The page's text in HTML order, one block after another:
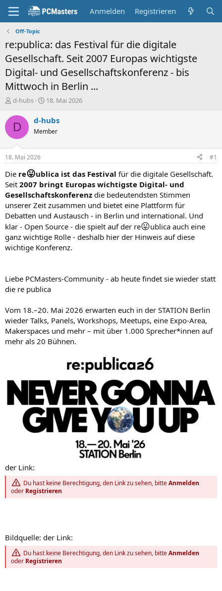
Anmelden Registrieren
Off-Topic
re:publica: das Festival für die digitale
Gesellschaft. Seit 2007 Europas wichtigste
Digital- und Gesellschaftskonferenz - bis
Mittwoch in Berlin ...
E
s
e
r
d-hubs
E
s
e
t
a
m
18. Mai 2026
D d-hubs
Member
18. Mai 2026 #1
Die re😛ublica ist das Festival für die digitale Gesellschaft.
Seit 2007 bringt Europas wichtigste Digital- und
Gesellschaftskonferenz die bedeutendsten Stimmen
unserer Zeit zusammen und bietet eine Plattform für
Debatten und Austausch - in Berlin und international. Und
klar - Open Source - die spielt auf der re😛ublica auch eine
ganz wichtige Rolle - deshalb hier der Hinweis auf diese
wichtige Konferenz.
Liebe PCMasters-Community - ab heute findet sie wieder statt
die re publica
Vom 18.–20. Mai 2026 erwarten euch in der STATION Berlin
wieder Talks, Panels, Workshops, Meetups, eine Expo-Area,
Makerspaces und mehr – mit über 1.000 Sprecher*innen auf
mehr als 20 Bühnen.
der Link:
Du hast keine Berechtigung, den Link zu sehen, bitteAnmelden
oder Registrieren
Bildquelle: der Link:
Du hast keine Berechtigung, den Link zu sehen, bitteAnmelden
oder Registrieren